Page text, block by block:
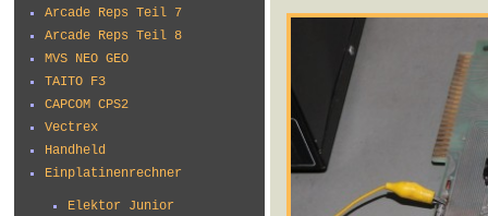
Arcade Reps Teil 7
Arcade Reps Teil 8
MVS NEO GEO
TAITO F3
CAPCOM CPS2
Vectrex
Handheld
Einplatinenrechner
Elektor Junior